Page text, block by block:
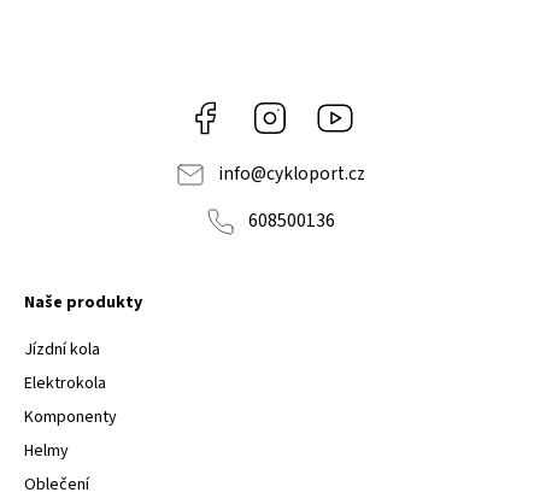
Facebook Instagram
info@cykloport.cz
608500136
Naše produkty
Jízdní kola
Elektrokola
Komponenty
Helmy
Oblečení